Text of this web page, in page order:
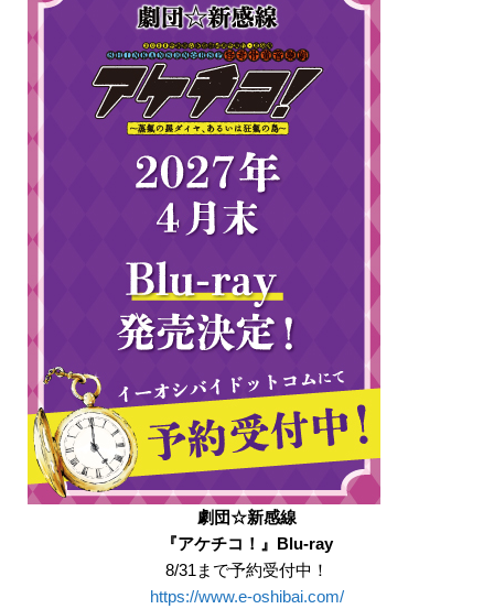
劇団☆新感線
『アケチコ！』Blu-ray
8/31まで予約受付中！
https://www.e-oshibai.com/